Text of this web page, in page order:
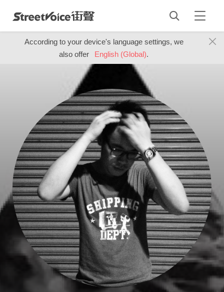
According to your device's language settings, we
also offer
English (Global).